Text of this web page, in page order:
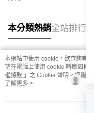
本分類熱銷全站排行
熱門標籤
本網站中使用 cookie，欲查詢有
望在電腦上使用 cookie 時應如何
權條款 」之 Cookie 聲明。您繼
用條款之 Cookie 聲明使用 cookie
了解更多 >